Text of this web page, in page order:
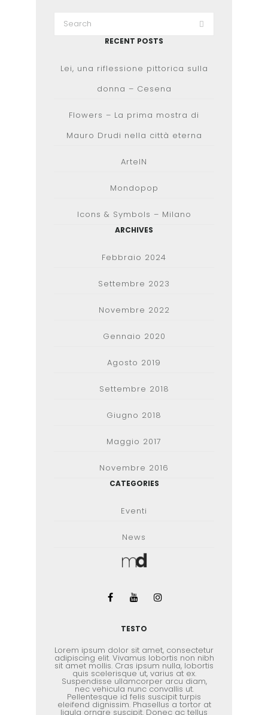
RECENT POSTS
Lei, una riflessione pittorica sulla
donna – Cesena
Flowers – La prima mostra di
Mauro Drudi nella città eterna
ArteIN
Mondopop
Icons & Symbols – Milano
ARCHIVES
Febbraio 2024
Settembre 2023
Novembre 2022
Gennaio 2020
Agosto 2019
Settembre 2018
Giugno 2018
Maggio 2017
Novembre 2016
CATEGORIES
Eventi
News
TESTO
Lorem ipsum dolor sit amet, consectetur
adipiscing elit. Vivamus lobortis non nibh
sit amet mollis. Cras ipsum nulla, lobortis
quis scelerisque ut, varius at ex.
Suspendisse ullamcorper arcu diam,
nec vehicula nunc convallis ut.
Pellentesque id felis suscipit turpis
eleifend dignissim. Phasellus a tortor at
ligula ornare suscipit. Donec ac tellus